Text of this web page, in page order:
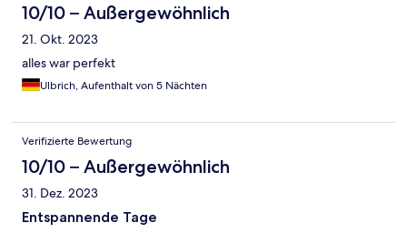
10/10 – Außergewöhnlich
21. Okt. 2023
alles war perfekt
Ulbrich, Aufenthalt von 5 Nächten
Verifizierte Bewertung
10/10 – Außergewöhnlich
31. Dez. 2023
Entspannende Tage